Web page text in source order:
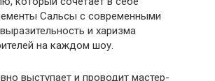
Сальсы с современными
и харизма
на каждом шоу.
выступает и проводит мастер-